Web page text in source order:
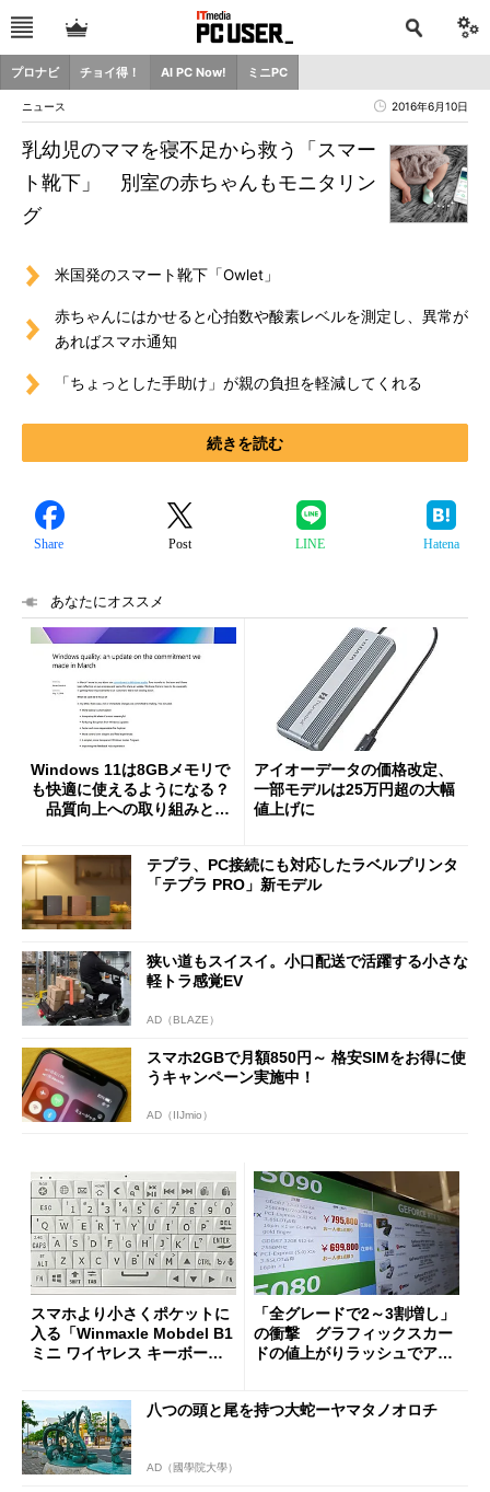
プロナビ チョイ得！ AI PC Now! ミニPC
ニュース 2016年6月10日
乳幼児のママを寝不足から救う「スマー
ト靴下」 別室の赤ちゃんもモニタリン
グ
米国発のスマート靴下「Owlet」
赤ちゃんにはかせると心拍数や酸素レベルを測定し、異常が
あればスマホ通知
「ちょっとした手助け」が親の負担を軽減してくれる
続きを読む
Share Post LINE Hatena
あなたにオススメ
Windows 11は8GBメモリで
も快適に使えるようになる？
品質向上への取り組みと
アイオーデータの価格改定、
一部モデルは25万円超の大幅
値上げに
テプラ、PC接続にも対応したラベルプリンタ
「テプラ PRO」新モデル
狭い道もスイスイ。小口配送で活躍する小さな
軽トラ感覚EV
AD（BLAZE）
スマホ2GBで月額850円～ 格安SIMをお得に使
うキャンペーン実施中！
AD（IIJmio）
スマホより小さくポケットに
入る「Winmaxle Mobdel B1
ミニ ワイヤレス キーボー
「全グレードで2～3割増し」
の衝撃 グラフィックスカー
ドの値上がりラッシュでアキ
八つの頭と尾を持つ大蛇ーヤマタノオロチ
AD（國學院大學）